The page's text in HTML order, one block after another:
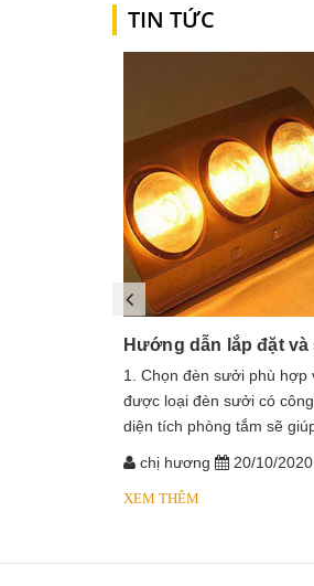
TIN TỨC
Hướng dẫn lắp đặt
1. Chọn đèn sưởi phù hợp
được loại đèn sưởi có
diện tích phòng tắm sẽ
chị hương 20/10/2020
XEM THÊM